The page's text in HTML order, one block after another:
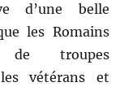
d’une belle
les Romains
de troupes
vétérans et